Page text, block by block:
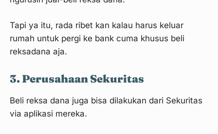
Tapi ya itu, rada ribet kan kalau harus keluar
rumah untuk pergi ke bank cuma khusus beli
reksadana aja.
3. Perusahaan Sekuritas
Beli reksa dana juga bisa dilakukan dari Sekuritas
via aplikasi mereka.